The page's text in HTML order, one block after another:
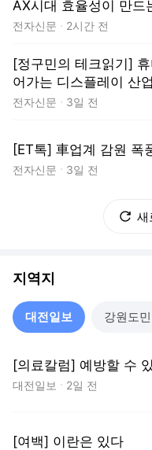
AX시대 효율성이 만드
가치
전자신문 2시간 전
[정구민의 테크읽기]
어가는 디스플레이 산
전자신문 3일 전
[ET톡] 車업계 감원 폭
전자신문 3일 전
새
지역지
대전일보 강원도
[의료칼럼] 예방할 수
대전일보 2일 전
[여백] 이란은 있다